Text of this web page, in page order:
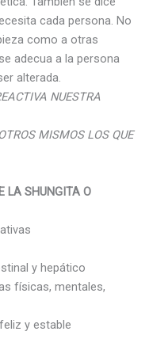
cada persona. No
como a otras
adecua a la persona
alterada.
NUESTRA
MISMOS LOS QUE
LA SHUNGITA O
y hepático
físicas, mentales,
y estable